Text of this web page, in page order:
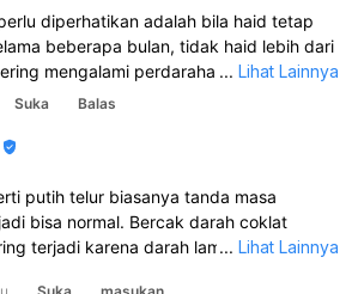
diperhatikan adalah bila haid tetap
beberapa bulan, tidak haid lebih dari
mengalami perdarahan di luar siklus,
ke dokter kandungan agar dapat
atau penyebab lainnya.
... Lihat Lainnya
Suka Balas
putih telur biasanya tanda masa
bisa normal. Bercak darah coklat
terjadi karena darah lama yang keluar
... Lihat Lainnya